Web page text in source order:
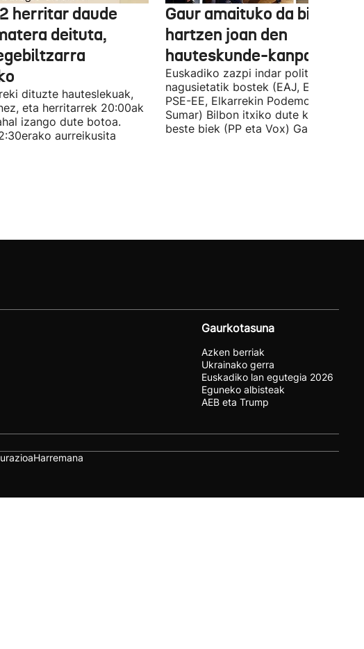
herritar daude
deituta,
dituzte hauteslekuak,
eta herritarrek 20:00ak
izango dute botoa.
aurreikusita
Gaur amaituko da
hartzen joan den
hauteskunde-kanpaina
Euskadiko zazpi indar politiko
nagusietatik bostek (EAJ, EH Bildu,
PSE-EE, Elkarrekin Podemos eta
Sumar) Bilbon itxiko dute kanpaina,
beste biek (PP eta Vox) Gasteizen.
Gaurkotasuna
Azken berriak
Ukrainako gerra
Euskadiko lan egutegia 2026
Eguneko albisteak
AEB eta Trump
Harremana